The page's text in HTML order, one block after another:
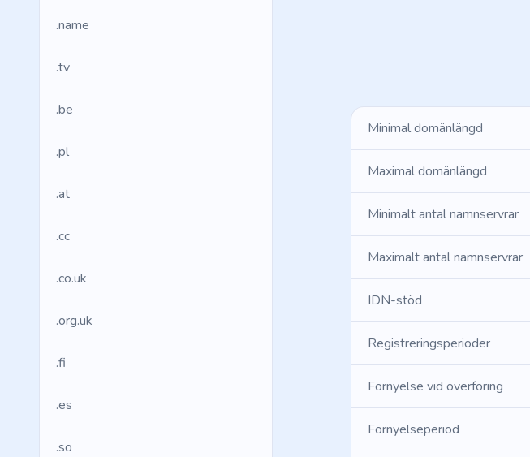
.name
.tv
.be
.pl
.at
.cc
.co.uk
.org.uk
.fi
.es
.so
Minimal domänlängd
Maximal domänlängd
Minimalt antal namnservrar
Maximalt antal namnservrar
IDN-stöd
Registreringsperioder
Förnyelse vid överföring
Förnyelseperiod